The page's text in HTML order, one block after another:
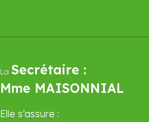
La Secrétaire :
Mme MAISONNIAL
Elle s’assure :